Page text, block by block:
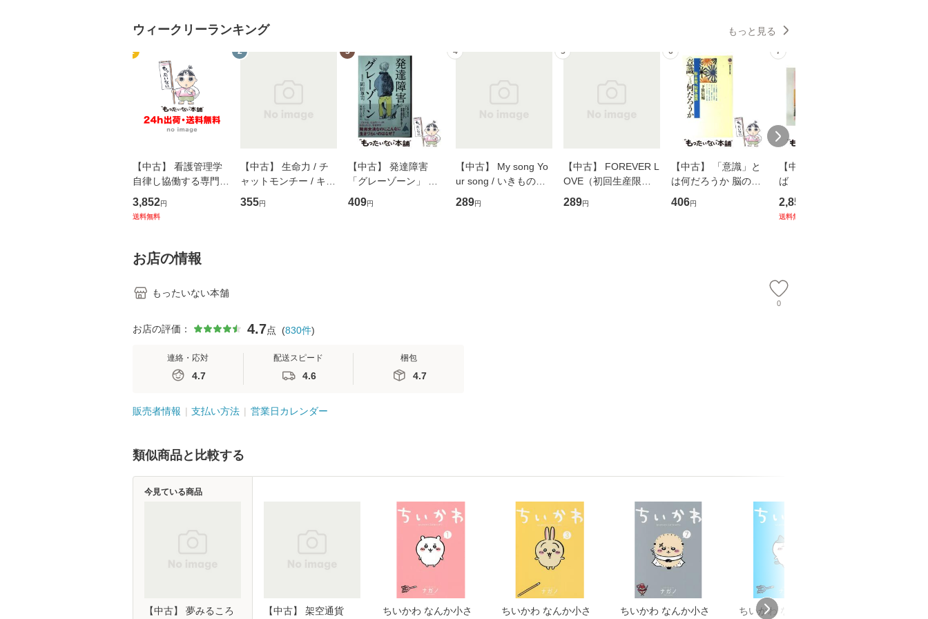
ウィークリーランキング もっと見る
1
【中古】 看護管理学
自律し協働する専門職
の看護マネジメントス
キル 改訂第3版 (看護
堂 [単行
3,852円
送料無料
2
【中古】 生命力 / チ
ャットモンチー / キュ
ーンレコード [CD]
【メール便送料無料】
355円
3
【中古】 発達障害
「グレーゾーン」 そ
の正しい理解と克服法
(SB新書 572) / 岡田尊
409円
4
【中古】 My song Yo
ur song / いきものが
かり / [CD]【メール便
送料無料】
289円
5
【中古】 FOREVER L
OVE（初回生産限定
盤） / 清水翔太×加藤
ミリヤ / [CD]【メール
289円
6
【中古】 「意識」と
は何だろうか 脳の来
歴、知覚の錯誤 （講
談社現代新書） / 下条
406円
7
【中古】 耳をすませ
ば 〈2枚組〉 [DVD] /
ブエナ・ビスタ・ホー
ム・エンターテイメン
2,852
送料無料
お店の情報
もったいない本舗
0
お店の評価： 4.7点 (830件)
連絡・応対
4.7
配送スピード
4.6
梱包
4.7
販売者情報 支払い方法 営業日カレンダー
類似商品と比較する
【中古】 夢みるころ
今見ている商品
【中古】 架空通貨 ちいかわ なんか小さ ちいかわ なんか小さ ちいかわ なんか小さ ちいかわ なんか小さ